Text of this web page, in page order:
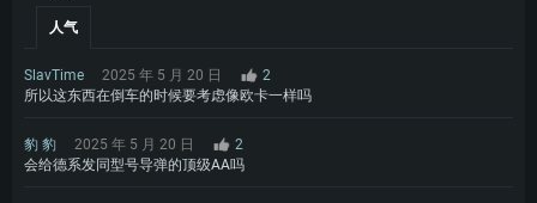
人气
SlavTime 2025 年 5 月 20 日
2
所以这东西在倒车的时候要考虑像欧卡一样吗
豹 豹 2025 年 5 月 20 日
2
会给德系发同型号导弹的顶级AA吗